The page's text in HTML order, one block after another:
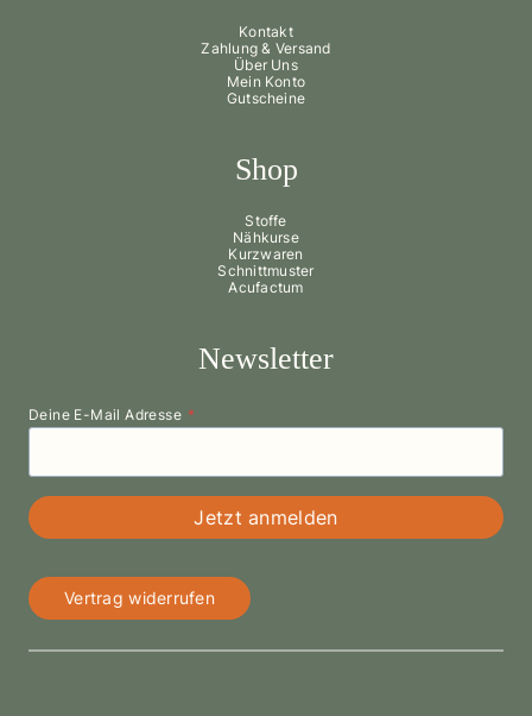
Kontakt
Zahlung & Versand
Über Uns
Mein Konto
Gutscheine
Shop
Stoffe
Nähkurse
Kurzwaren
Schnittmuster
Acufactum
Newsletter
Deine E-Mail Adresse *
Jetzt anmelden
Vertrag widerrufen